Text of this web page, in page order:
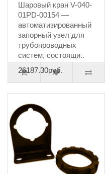
Шаровый кран V-040-
01PD-00154 —
автоматизированный
запорный узел для
трубопроводных
систем, состоящи..
26187.30руб.